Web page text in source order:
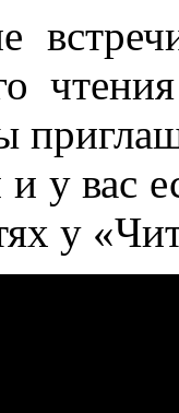
у вас
у